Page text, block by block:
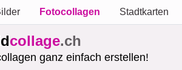
Fotocollagen Stadtkarten
collage.ch
ganz einfach erstellen!